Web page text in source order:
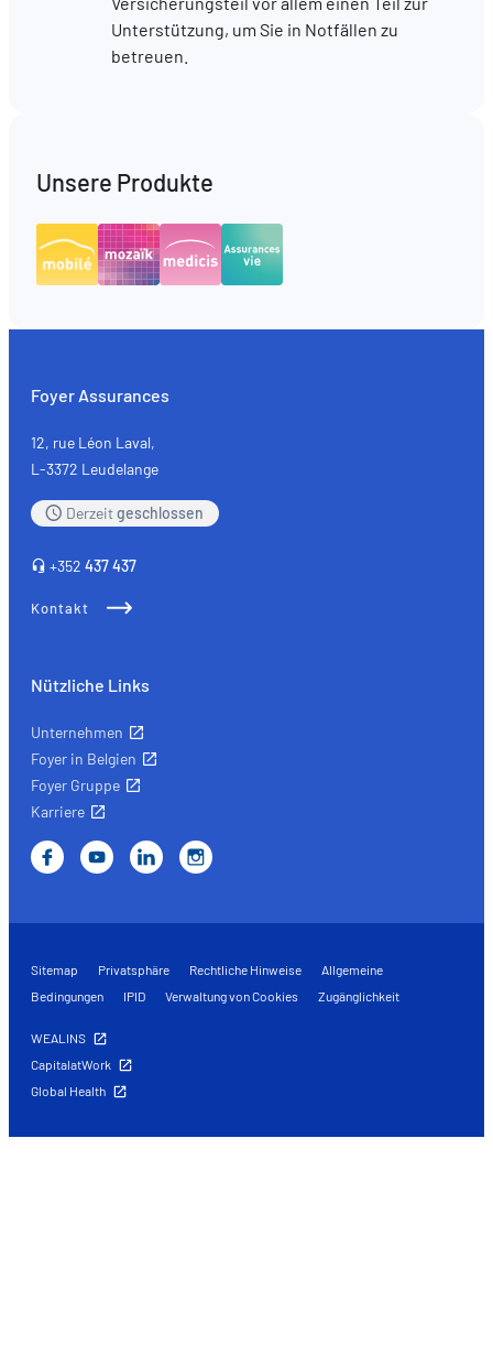
Unterstützung, um Sie in Notfällen zu
betreuen.
Unsere Produkte
Foyer Assurances
12, rue Léon Laval,
L-3372 Leudelange
Derzeitgeschlossen
+352 437 437
Kontakt
Nützliche Links
Unternehmen
Foyer in Belgien
Foyer Gruppe
Karriere
Sitemap Privatsphäre Rechtliche Hinweise
Allgemeine
Bedingungen
IPID Verwaltung von Cookies Zugänglichkeit
WEALINS
CapitalatWork
Global Health